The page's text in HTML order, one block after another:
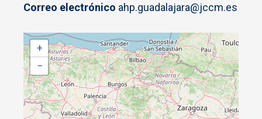
Correo electrónico ahp.guadalajara@jccm.es
+
−